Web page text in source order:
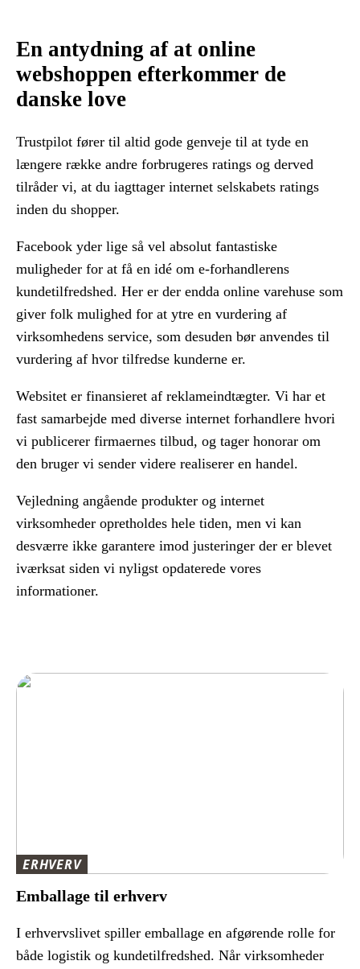
En antydning af at online
webshoppen efterkommer de
danske love
Trustpilot fører til altid gode genveje til at tyde en
længere række andre forbrugeres ratings og derved
tilråder vi, at du iagttager internet selskabets ratings
inden du shopper.
Facebook yder lige så vel absolut fantastiske
muligheder for at få en idé om e-forhandlerens
kundetilfredshed. Her er der endda online varehuse som
giver folk mulighed for at ytre en vurdering af
virksomhedens service, som desuden bør anvendes til
vurdering af hvor tilfredse kunderne er.
Websitet er finansieret af reklameindtægter. Vi har et
fast samarbejde med diverse internet forhandlere hvori
vi publicerer firmaernes tilbud, og tager honorar om
den bruger vi sender videre realiserer en handel.
Vejledning angående produkter og internet
virksomheder opretholdes hele tiden, men vi kan
desværre ikke garantere imod justeringer der er blevet
iværksat siden vi nyligst opdaterede vores
informationer.
ERHVERV
Emballage til erhverv
I erhvervslivet spiller emballage en afgørende rolle for
både logistik og kundetilfredshed. Når virksomheder